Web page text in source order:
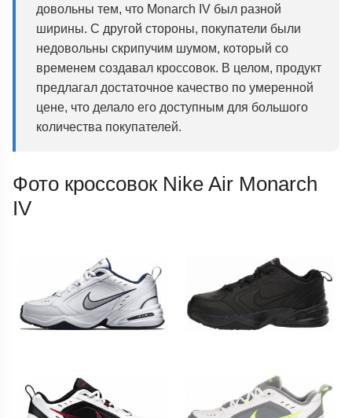
довольны тем, что Monarch IV был разной
ширины. С другой стороны, покупатели были
недовольны скрипучим шумом, который со
временем создавал кроссовок. В целом, продукт
предлагал достаточное качество по умеренной
цене, что делало его доступным для большого
количества покупателей.
Фото кроссовок Nike Air Monarch
IV